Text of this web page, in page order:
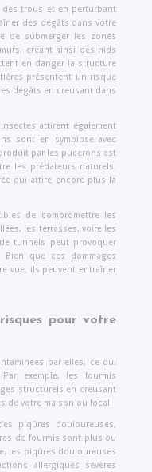
trous et en perturbant
des dégâts dans votre
de submerger les zones
créant ainsi des nids
en danger la structure
présentent un risque
dégâts en creusant dans
attirent également
sont en symbiose avec
par les pucerons est
les prédateurs naturels.
qui attire encore plus la
de compromettre les
les terrasses, voire les
tunnels peut provoquer
Bien que ces dommages
vue, ils peuvent entraîner
risques pour votre
par elles, ce qui
exemple, les fourmis
structurels en creusant
de votre maison ou local.
piqûres douloureuses,
de fourmis sont plus ou
les piqûres douloureuses
allergiques sévères